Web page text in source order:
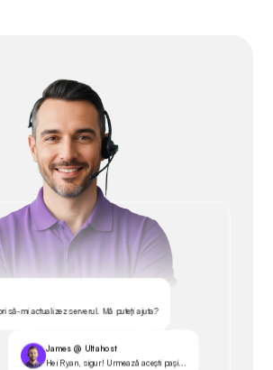
să-mi actualizez serverul. Mă puteți ajuta?
James @ Ultahost
Hei Ryan, sigur! Urmează acești pași...